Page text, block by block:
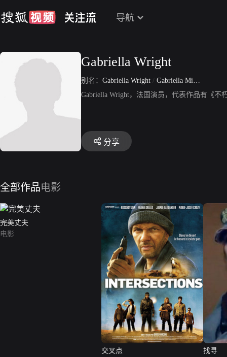
导航
Gabriella Wright
别名： Gabriella Wright / Gabriella Miranda Sequela
Gabriella Wright，法国演员，代表作品有《不
分享
全部作品电影
完美丈夫
电影
交叉点
找寻